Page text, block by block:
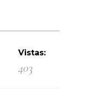
Vistas:
403